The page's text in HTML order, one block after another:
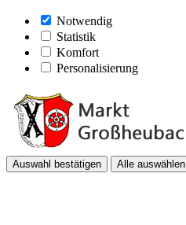
Notwendig
Statistik
Komfort
Personalisierung
Auswahl bestätigen Alle auswählen